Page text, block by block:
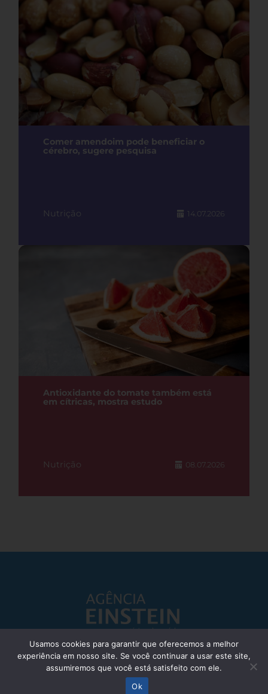
Comer amendoim pode beneficiar o
cérebro, sugere pesquisa
Nutrição 14.07.2026
Antioxidante do tomate também está
em cítricas, mostra estudo
Nutrição 08.07.2026
Responsável Técnico: Dr. Eliezer Silva - CRM: 85148-SP
© Einstein Hospital Israelita 2025 - Todos os direitos reservados
Usamos cookies para garantir que oferecemos a melhor
experiência em nosso site. Se você continuar a usar este site,
assumiremos que você está satisfeito com ele.
Ok